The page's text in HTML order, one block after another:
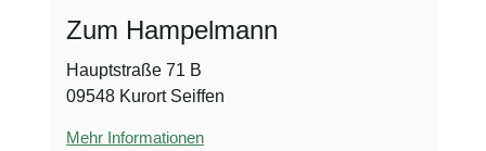
Zum Hampelmann
Hauptstraße 71 B
09548 Kurort Seiffen
Mehr Informationen